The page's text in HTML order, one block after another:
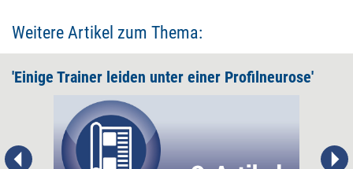
Weitere Artikel zum Thema:
'Einige Trainer leiden unter einer Profilneurose'